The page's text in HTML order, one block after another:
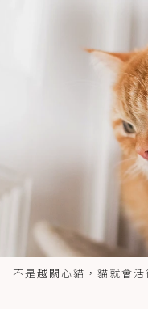
不是越關心貓，貓就會